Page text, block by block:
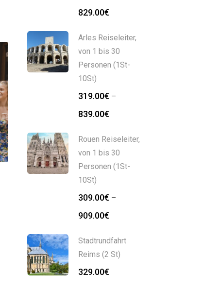
829.00€
bis
829.00€
Arles Reiseleiter,
von 1 bis 30
Personen (1St-
10St)
319.00€ –
839.00€
bis
839.00€
Rouen Reiseleiter,
von 1 bis 30
Personen (1St-
10St)
309.00€ –
909.00€
bis
909.00€
Stadtrundfahrt
Reims (2 St)
329.00€